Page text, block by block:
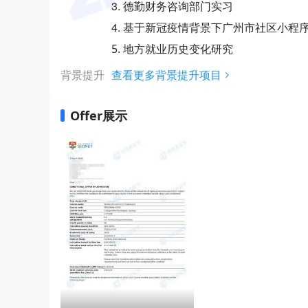
3. 德勤财务咨询部门实习
4. 基于新冠疫情背景下广州市社区小程
5. 地方就业历史变化研究
背景提升 查看更多背景提升项目
Offer展示